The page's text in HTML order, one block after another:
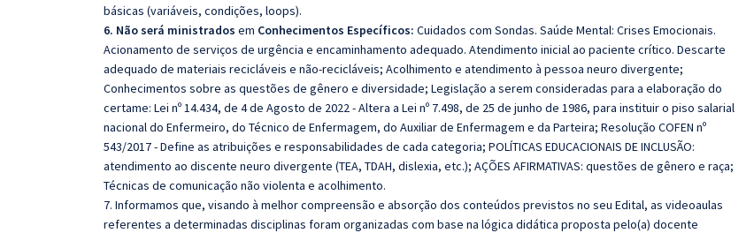
básicas (variáveis, condições, loops).
6. Não será ministrados em Conhecimentos Específicos: Cuidados com Sondas. Saúde Mental: Crises Emocionais.
Acionamento de serviços de urgência e encaminhamento adequado. Atendimento inicial ao paciente crítico. Descarte
adequado de materiais recicláveis e não-recicláveis; Acolhimento e atendimento à pessoa neuro divergente;
Conhecimentos sobre as questões de gênero e diversidade; Legislação a serem consideradas para a elaboração do
certame: Lei nº 14.434, de 4 de Agosto de 2022 - Altera a Lei nº 7.498, de 25 de junho de 1986, para instituir o piso salarial
nacional do Enfermeiro, do Técnico de Enfermagem, do Auxiliar de Enfermagem e da Parteira; Resolução COFEN nº
543/2017 - Define as atribuições e responsabilidades de cada categoria; POLÍTICAS EDUCACIONAIS DE INCLUSÃO:
atendimento ao discente neuro divergente (TEA, TDAH, dislexia, etc.); AÇÕES AFIRMATIVAS: questões de gênero e raça;
Técnicas de comunicação não violenta e acolhimento.
7. Informamos que, visando à melhor compreensão e absorção dos conteúdos previstos no seu Edital, as videoaulas
referentes a determinadas disciplinas foram organizadas com base na lógica didática proposta pelo(a) docente